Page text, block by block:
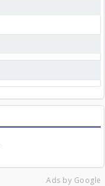
Ads by Google